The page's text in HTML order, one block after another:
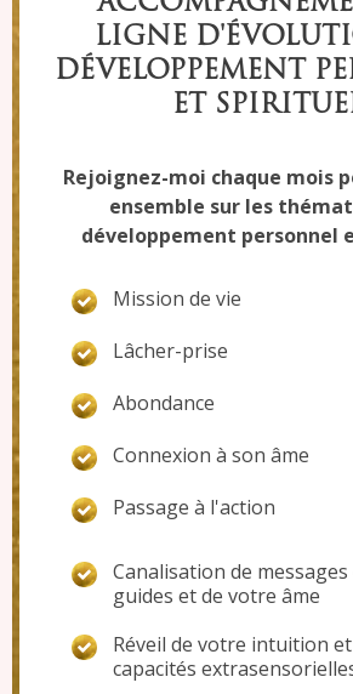
LIGNE
DÉVELOPPEMENT
ET
Rejoignez-moi chaque mois
ensemble sur les
développement personnel
Mission de vie
Lâcher-prise
Abondance
Connexion à son âme
Passage à l'action
Canalisation de messages
guides et de votre âme
Réveil de votre intuition
capacités